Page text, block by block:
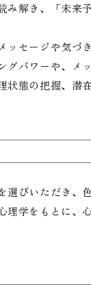
解き、「未来
セージや気づ
パワーや、メ
態の把握、潜
びいただき、
理学をもとに、